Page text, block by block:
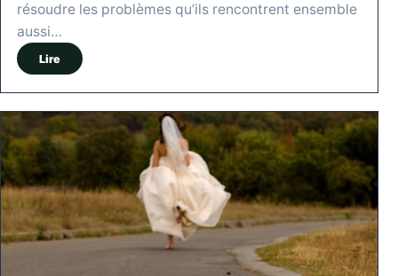
résoudre les problèmes qu’ils rencontrent ensemble
aussi…
Lire